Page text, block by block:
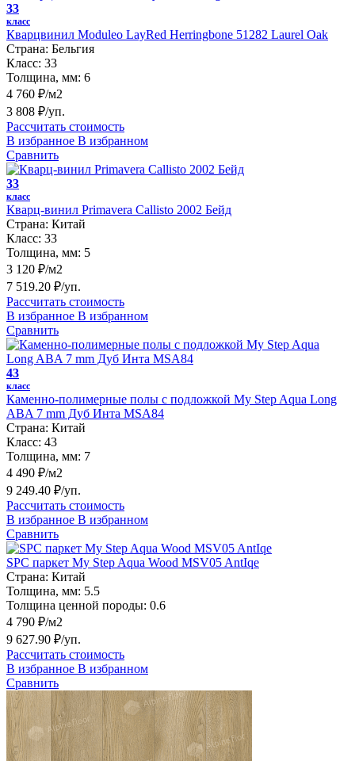
33
класс
Кварцвинил Moduleo LayRed Herringbone 51282 Laurel Oak
Страна: Бельгия
Класс: 33
Толщина, мм: 6
4 760 ₽/м2
3 808 ₽/уп.
Рассчитать стоимость
В избранное В избранном
Сравнить
33
класс
Кварц-винил Primavera Callisto 2002 Бейд
Страна: Китай
Класс: 33
Толщина, мм: 5
3 120 ₽/м2
7 519.20 ₽/уп.
Рассчитать стоимость
В избранное В избранном
Сравнить
43
класс
Каменно-полимерные полы с подложкой My Step Aqua Long
ABA 7 mm Дуб Инта MSA84
Страна: Китай
Класс: 43
Толщина, мм: 7
4 490 ₽/м2
9 249.40 ₽/уп.
Рассчитать стоимость
В избранное В избранном
Сравнить
SPC паркет My Step Aqua Wood MSV05 AntIqe
Страна: Китай
Толщина, мм: 5.5
Толщина ценной породы: 0.6
4 790 ₽/м2
9 627.90 ₽/уп.
Рассчитать стоимость
В избранное В избранном
Сравнить